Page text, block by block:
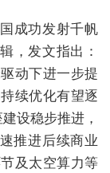
成功发射千帆
，发文指出：
动下进一步提
续优化有望逐
设稳步推进，
推进后续商业
及太空算力等